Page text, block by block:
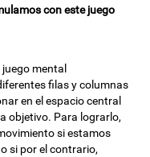
con este juego
mental
filas y columnas
en el espacio central
objetivo. Para lograrlo,
si estamos
si por el contrario,